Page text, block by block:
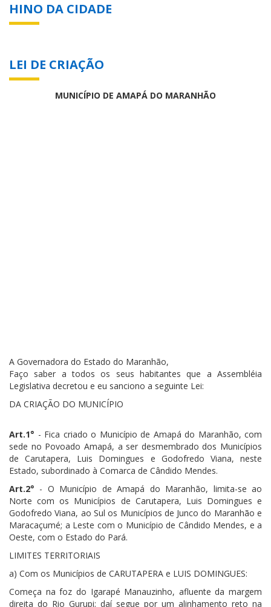
HINO DA CIDADE
LEI DE CRIAÇÃO
MUNICÍPIO DE AMAPÁ DO MARANHÃO
A Governadora do Estado do Maranhão,
Faço saber a todos os seus habitantes que a Assembléia
Legislativa decretou e eu sanciono a seguinte Lei:
DA CRIAÇÃO DO MUNICÍPIO
Art.1° - Fica criado o Município de Amapá do Maranhão, com
sede no Povoado Amapá, a ser desmembrado dos Municípios
de Carutapera, Luis Domingues e Godofredo Viana, neste
Estado, subordinado à Comarca de Cândido Mendes.
Art.2° - O Município de Amapá do Maranhão, limita-se ao
Norte com os Municípios de Carutapera, Luis Domingues e
Godofredo Viana, ao Sul os Municípios de Junco do Maranhão e
Maracaçumé; a Leste com o Município de Cândido Mendes, e a
Oeste, com o Estado do Pará.
LIMITES TERRITORIAIS
a) Com os Municípios de CARUTAPERA e LUIS DOMINGUES:
Começa na foz do Igarapé Manauzinho, afluente da margem
direita do Rio Gurupi; daí segue por um alinhamento reto na